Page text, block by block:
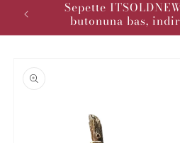
: Sepette
butonuna bas,
information